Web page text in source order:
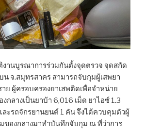
านบูรณาการร่วมกันตั้งจุดตรวจ จุดสกัด
จ.สมุทรสาคร สามารถจับกุมผู้เสพยา
าย ผู้ครอบครองยาเสพติดเพื่อจำหน่าย
กลางเป็นยาบ้า 6,016 เม็ด ยาไอซ์ 1.3
ะรถจักรยานยนต์ 1 คัน จึงได้ควบคุมตัวผู้
ของกลางมาทำบันทึกจับกุม ณ ที่ว่าการ